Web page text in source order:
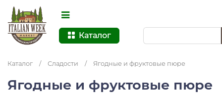
Каталог
Каталог / Сладости / Ягодные и фруктовые пюре
Ягодные и фруктовые пюре